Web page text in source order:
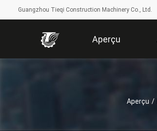
Guangzhou Tieqi Construction Machinery Co., Ltd.
Aperçu
Aperçu /